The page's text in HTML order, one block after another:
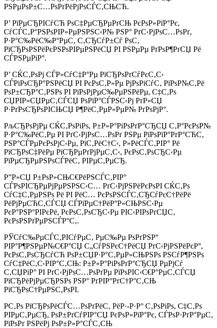
РЅРµРѕР±С…РѕРґРёРјРѕСЃС‚СЊСЋ.
Р’ РїРµСЂРІСѓСЋ РѕС‡РµСЂРµРґСЊ РєРѕР»РїР°Рє,
СѓСЃС‚Р°РЅРѕРІР»РµРЅРЅС‹Р№ РЅР° РґС‹РјРѕС…РѕРґ,
Р·Р°С‰РёС‰Р°РµС‚ С‚СЂСѓР±Сѓ РѕС‚
РїСЂРѕРЅРёРєРЅРѕРІРµРЅРёСЏ РІ РЅРµРµ РґРѕР¶РґСЏ Рё
СЃРЅРµРіР°.
Р’ СЌС‚РѕРј СЃР»СѓС‡Р°Рµ РїСЂРѕРґСѓРєС‚С‹
СЃРіРѕСЂР°РЅРёСЏ РІ РєРѕС‚Р»Рµ РјРѕРіСѓС‚ РїРѕР№С‚Рё
РѕР±СЂР°С‚РЅРѕ РІ РїРѕРјРµС‰РµРЅРёРµ, С‡С‚Рѕ
СЏРІР»СЏРµС‚СЃСЏ РѕРїР°СЃРЅС‹Рј РґР»СЏ
Р·РґРѕСЂРѕРІСЊСЏ Р¶РёС‚РµР»РµР№ РґРѕРјР°.
РљСЂРѕРјРµ СЌС‚РѕРіРѕ, Р±Р»Р°РіРѕРґР°СЂСЏ С‚Р°РєРѕР№
Р·Р°С‰РёС‚Рµ РІ РґС‹РјРѕС…РѕРґ РЅРµ РїРѕРїР°РґР°СЋС‚
РЅР°СЃРµРєРѕРјС‹Рµ, РїС‚РёС†С‹, Р»РёСЃС‚РІР° Рё
РїСЂРѕС‡РёРµ РїСЂРµРґРјРµС‚С‹, РєРѕС‚РѕСЂС‹Рµ
РїРµСЂРµРЅРѕСЃРёС‚ РІРµС‚РµСЂ.
Р”Р»СЏ Р±РѕР»СЊС€РёРЅСЃС‚РІР°
СЃРѕРІСЂРµРјРµРЅРЅС‹С… РґС‹РјРЅРёРєРѕРІ СЌС‚Рѕ
СѓС‡С‚РµРЅРѕ Рё РІ РёС… РєРѕРЅСЃС‚СЂСѓРєС†РёРё
РёРјРµСЋС‚СЃСЏ СЃРїРµС†РёР°Р»СЊРЅС‹Рµ
РєР°РЅР°РІРєРё, РєРѕС‚РѕСЂС‹Рµ РІС‹РІРѕРґСЏС‚
РєРѕРЅРґРµРЅСЃР°С‚.
РЎСѓС‰РµСЃС‚РІСѓРµС‚ РµС‰Рµ РѕРґРЅР°
РІР°Р¶РЅРµР№С€Р°СЏ С„СѓРЅРєС†РёСЏ РґС‹РјРЅРёРєР°,
РєРѕС‚РѕСЂСѓСЋ РѕР±СЏР·Р°С‚РµР»СЊРЅРѕ РЅСѓР¶РЅРѕ
СѓС‡РёС‚С‹РІР°С‚СЊ: Р±Р»Р°РіРѕРґР°СЂСЏ РµРјСѓ
С‚СЏРіР° РІ РґС‹РјРѕС…РѕРґРµ РїРѕРІС‹С€Р°РµС‚СЃСЏ
РїСЂРёРјРµСЂРЅРѕ РЅР° РґРІР°РґС†Р°С‚СЊ
РїСЂРѕС†РµРЅС‚РѕРІ.
Р­С‚Рѕ РїСЂРѕРёСЃС…РѕРґРёС‚ РёР·-Р·Р° С‚РѕРіРѕ, С‡С‚Рѕ
РІРµС‚РµСЂ, РѕР±РґСѓРІР°СЏ РєРѕР»РїР°Рє, СЃРѕР·РґР°РµС‚
РїРѕРґ РЅРёРј РѕР±Р»Р°СЃС‚СЊ